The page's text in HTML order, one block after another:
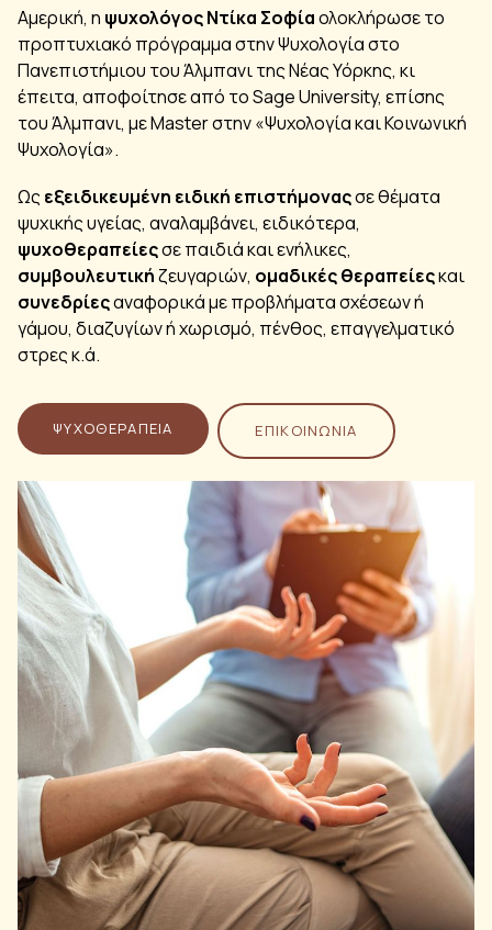
Αμερική, η ψυχολόγος Ντίκα Σοφίαολοκλήρωσε το
προπτυχιακό πρόγραμμα στην Ψυχολογία στο
Πανεπιστήμιου του Άλμπανι της Νέας Υόρκης, κι
έπειτα, αποφοίτησε από το Sage University, επίσης
του Άλμπανι, με Master στην «Ψυχολογία και Κοινωνική
Ψυχολογία».
Ως εξειδικευμένη ειδική επιστήμοναςσε θέματα
ψυχικής υγείας, αναλαμβάνει, ειδικότερα,
ψυχοθεραπείεςσε παιδιά και ενήλικες,
συμβουλευτικήζευγαριών, ομαδικές θεραπείεςκαι
συνεδρίεςαναφορικά με προβλήματα σχέσεων ή
γάμου, διαζυγίων ή χωρισμό, πένθος, επαγγελματικό
στρες κ.ά.
ΨΥΧΟΘΕΡΑΠΕΊΑ ΕΠΙΚΟΙΝΩΝΙΑ